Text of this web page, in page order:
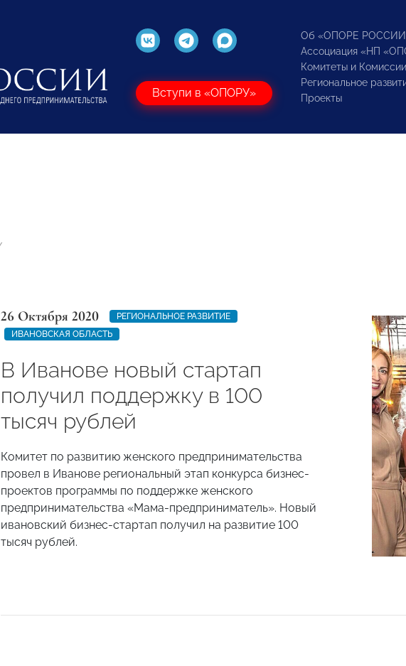
Вступи в «ОПОРУ»
Об «ОПОРЕ
Ассоциация «НП
Комитеты и Комиссии
Региональное
Проекты
26 Октября 2020
РЕГИОНАЛЬНОЕ РАЗВИТИЕ
ИВАНОВСКАЯ ОБЛАСТЬ
В Иванове новый стартап
получил поддержку в 100
тысяч рублей
Комитет по развитию женского предпринимательства
провел в Иванове региональный этап конкурса бизнес-
проектов программы по поддержке женского
предпринимательства «Мама-предприниматель». Новый
ивановский бизнес-стартап получил на развитие 100
тысяч рублей.